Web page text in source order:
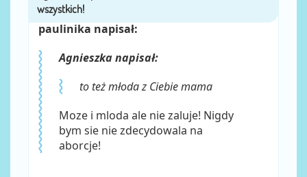
paulinika napisał:
Agnieszka napisał:
to też młoda z Ciebie mama
Moze i mloda ale nie zaluje! Nigdy
bym sie nie zdecydowala na
aborcje!